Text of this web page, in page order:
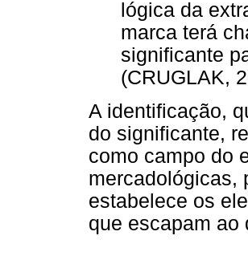
lógica da
marca terá
significante
(CRUGLAK,
A identificação,
do significante,
como campo do
mercadológicas,
estabelece os
que escapam ao